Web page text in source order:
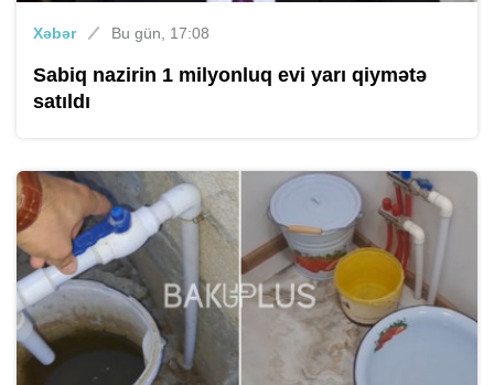
Xəbər Bu gün, 17:08
Sabiq nazirin 1 milyonluq evi yarı qiymətə
satıldı